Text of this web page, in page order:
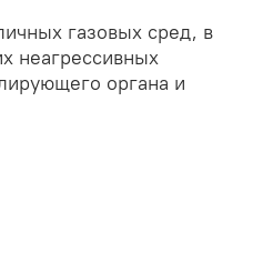
газовых сред, в
неагрессивных
органа и